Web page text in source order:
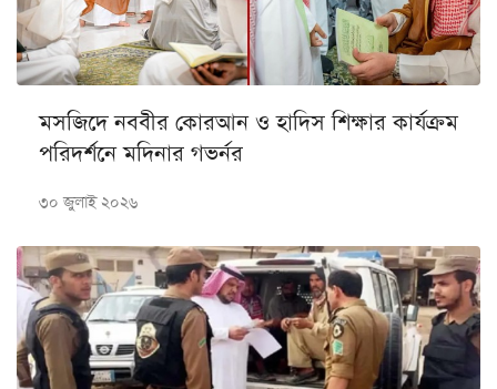
মসজিদে নববীর কোরআন ও হাদিস শিক্ষার কার্যক্রম
পরিদর্শনে মদিনার গভর্নর
৩০ জুলাই ২০২৬